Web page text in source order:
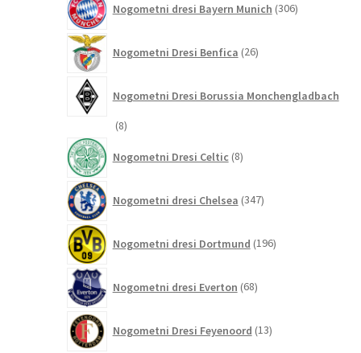
Nogometni dresi Bayern Munich 306izdelkov
Nogometni Dresi Benfica 26izdelkov
Nogometni Dresi Borussia Monchengladbach
88
Nogometni Dresi Celtic 8izdelkov
Nogometni dresi Chelsea 347izdelkov
Nogometni dresi Dortmund 196izdelkov
Nogometni dresi Everton 68izdelkov
Nogometni Dresi Feyenoord 13izdelkov